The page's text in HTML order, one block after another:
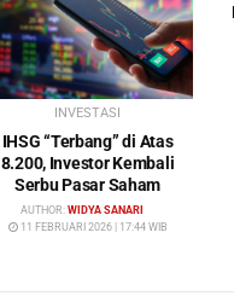
INVESTASI
IHSG “Terbang” di Atas
8.200, Investor Kembali
Serbu Pasar Saham
AUTHOR: WIDYA SANARI
11 FEBRUARI 2026 | 17:44 WIB